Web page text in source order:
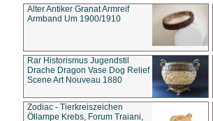
Alter Antiker Granat Armreif
Armband Um 1900/1910
Rar Historismus Jugendstil
Drache Dragon Vase Dog Relief
Scene Art Nouveau 1880
Zodiac - Tierkreiszeichen
Öllampe Krebs, Forum Traiani,